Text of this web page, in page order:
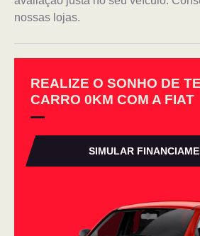
nossas lojas.
REALIZE O SONHO DE
CARRO 0KM COM A FIAT
SIMULAR